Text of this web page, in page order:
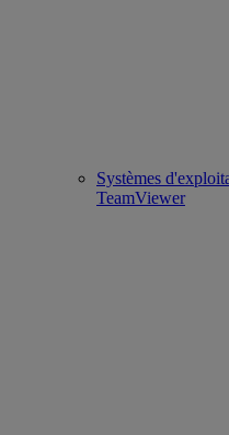
Systèmes
TeamViewer